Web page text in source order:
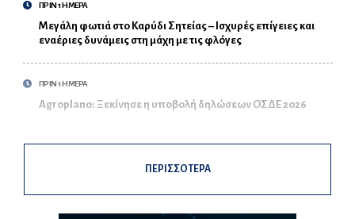
ΠΡΙΝ 1 ΗΜΕΡΑ
Μεγάλη φωτιά στο Καρύδι Σητείας – Ισχυρές επίγειες και
εναέριες δυνάμεις στη μάχη με τις φλόγες
ΠΡΙΝ 1 ΗΜΕΡΑ
Agroplano: Ξεκίνησε η υποβολή δηλώσεων ΟΣΔΕ 2026
ΠΕΡΙΣΣΟΤΕΡΑ